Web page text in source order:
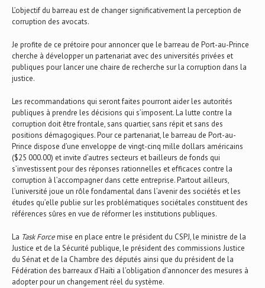
L’objectif du barreau est de changer significativement la perception de
corruption des avocats.
Je profite de ce prétoire pour annoncer que le barreau de Port-au-Prince
cherche à développer un partenariat avec des universités privées et
publiques pour lancer une chaire de recherche sur la corruption dans la
justice.
Les recommandations qui seront faites pourront aider les autorités
publiques à prendre les décisions qui s’imposent. La lutte contre la
corruption doit être frontale, sans quartier, sans répit et sans des
positions démagogiques. Pour ce partenariat, le barreau de Port-au-
Prince dispose d’une enveloppe de vingt-cinq mille dollars américains
($25 000.00) et invite d’autres secteurs et bailleurs de fonds qui
s’investissent pour des réponses rationnelles et efficaces contre la
corruption à l’accompagner dans cette entreprise. Partout ailleurs,
l’université joue un rôle fondamental dans l’avenir des sociétés et les
études qu’elle publie sur les problématiques sociétales constituent des
références sûres en vue de réformer les institutions publiques.
La Task Forcemise en place entre le président du CSPJ, le ministre de la
Justice et de la Sécurité publique, le président des commissions Justice
du Sénat et de la Chambre des députés ainsi que du président de la
Fédération des barreaux d’Haïti a l’obligation d’annoncer des mesures à
adopter pour un changement réel du système.